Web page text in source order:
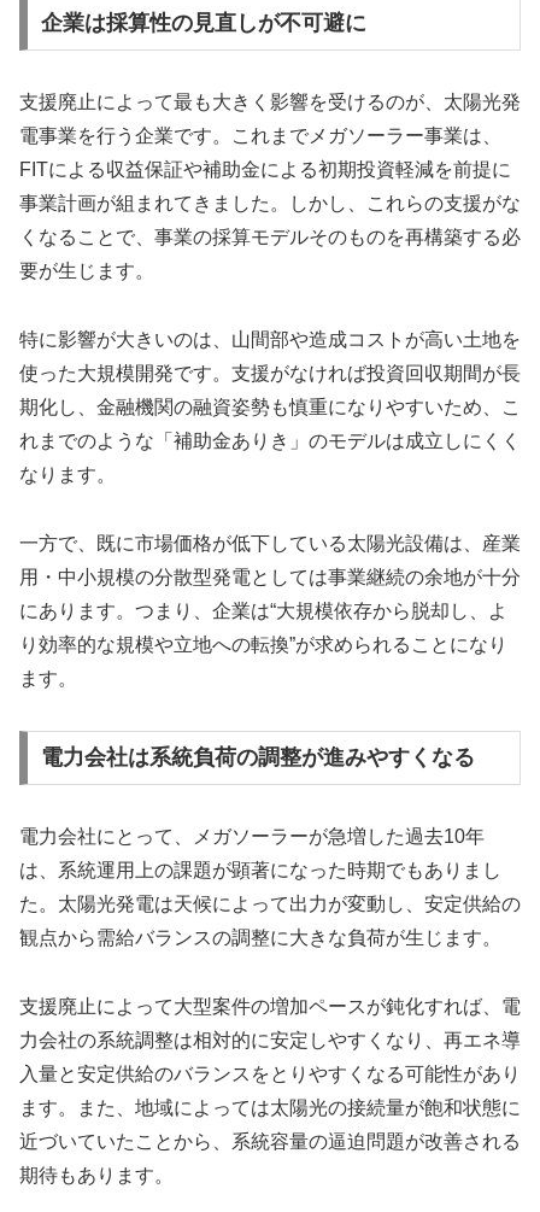
企業は採算性の見直しが不可避に
支援廃止によって最も大きく影響を受けるのが、太陽光発
電事業を行う企業です。これまでメガソーラー事業は、
FITによる収益保証や補助金による初期投資軽減を前提に
事業計画が組まれてきました。しかし、これらの支援がな
くなることで、事業の採算モデルそのものを再構築する必
要が生じます。
特に影響が大きいのは、山間部や造成コストが高い土地を
使った大規模開発です。支援がなければ投資回収期間が長
期化し、金融機関の融資姿勢も慎重になりやすいため、こ
れまでのような「補助金ありき」のモデルは成立しにくく
なります。
一方で、既に市場価格が低下している太陽光設備は、産業
用・中小規模の分散型発電としては事業継続の余地が十分
にあります。つまり、企業は“大規模依存から脱却し、よ
り効率的な規模や立地への転換”が求められることになり
ます。
電力会社は系統負荷の調整が進みやすくなる
電力会社にとって、メガソーラーが急増した過去10年
は、系統運用上の課題が顕著になった時期でもありまし
た。太陽光発電は天候によって出力が変動し、安定供給の
観点から需給バランスの調整に大きな負荷が生じます。
支援廃止によって大型案件の増加ペースが鈍化すれば、電
力会社の系統調整は相対的に安定しやすくなり、再エネ導
入量と安定供給のバランスをとりやすくなる可能性があり
ます。また、地域によっては太陽光の接続量が飽和状態に
近づいていたことから、系統容量の逼迫問題が改善される
期待もあります。